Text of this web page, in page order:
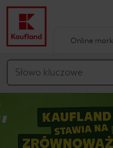
Główna treść
Stopka
Pływający pasek
Online